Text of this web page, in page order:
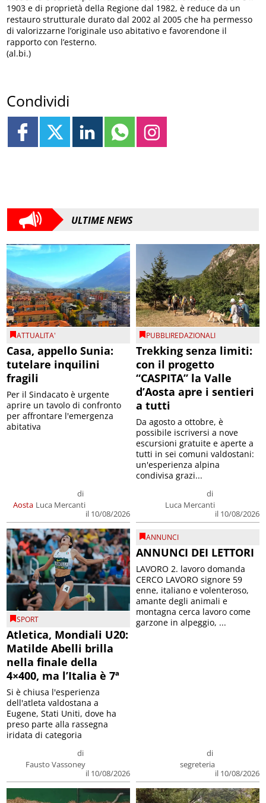
1903 e di proprietà della Regione dal 1982, è reduce da un
restauro strutturale durato dal 2002 al 2005 che ha permesso
di valorizzarne l’originale uso abitativo e favorendone il
rapporto con l’esterno.
(al.bi.)
Condividi
ULTIME NEWS
ATTUALITA'
Casa, appello Sunia:
tutelare inquilini
fragili
Aosta
di
Luca Mercanti
il 10/08/2026
Per il Sindacato è urgente
aprire un tavolo di confronto
per affrontare l'emergenza
abitativa
PUBBLIREDAZIONALI
Trekking senza limiti:
con il progetto
“CASPITA” la Valle
d’Aosta apre i sentieri
a tutti
di
Luca Mercanti
il 10/08/2026
Da agosto a ottobre, è
possibile iscriversi a nove
escursioni gratuite e aperte a
tutti in sei comuni valdostani:
un'esperienza alpina
condivisa grazi...
SPORT
Atletica, Mondiali U20:
Matilde Abelli brilla
nella finale della
4×400, ma l’Italia è 7ª
di
Fausto Vassoney
il 10/08/2026
Si è chiusa l'esperienza
dell'atleta valdostana a
Eugene, Stati Uniti, dove ha
preso parte alla rassegna
iridata di categoria
ANNUNCI
ANNUNCI DEI LETTORI
di
segreteria
il 10/08/2026
LAVORO 2. lavoro domanda
CERCO LAVORO signore 59
enne, italiano e volenteroso,
amante degli animali e
montagna cerca lavoro come
garzone in alpeggio, ...